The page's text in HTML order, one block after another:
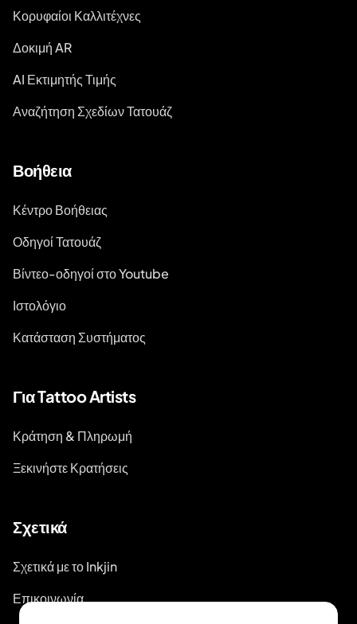
Κορυφαίοι Καλλιτέχνες
Δοκιμή AR
AI Εκτιμητής Τιμής
Αναζήτηση Σχεδίων Τατουάζ
Βοήθεια
Κέντρο Βοήθειας
Οδηγοί Τατουάζ
Βίντεο-οδηγοί στο Youtube
Ιστολόγιο
Κατάσταση Συστήματος
Για Tattoo Artists
Κράτηση & Πληρωμή
Ξεκινήστε Κρατήσεις
Σχετικά
Σχετικά με το Inkjin
Επικοινωνία